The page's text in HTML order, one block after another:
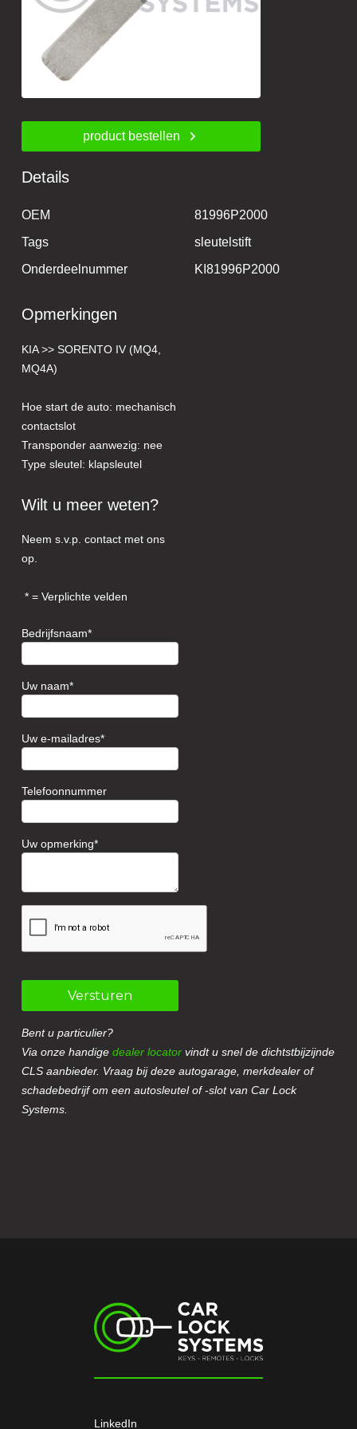
product bestellen
Details
OEM
81996P2000
Tags
sleutelstift
Onderdeelnummer
KI81996P2000
Opmerkingen
KIA >> SORENTO IV (MQ4,
MQ4A)
Hoe start de auto: mechanisch
contactslot
Transponder aanwezig: nee
Type sleutel: klapsleutel
Wilt u meer weten?
Neem s.v.p. contact met ons
op.
= Verplichte velden
Bedrijfsnaam
Uw naam
Uw e-mailadres
Telefoonnummer
Uw opmerking
Versturen
Bent u particulier?
Via onze handigedealer locator vindt u snel de dichtstbijzijnde
CLS aanbieder. Vraag bij deze autogarage, merkdealer of
schadebedrijf om een autosleutel of -slot van Car Lock
Systems.
LinkedIn